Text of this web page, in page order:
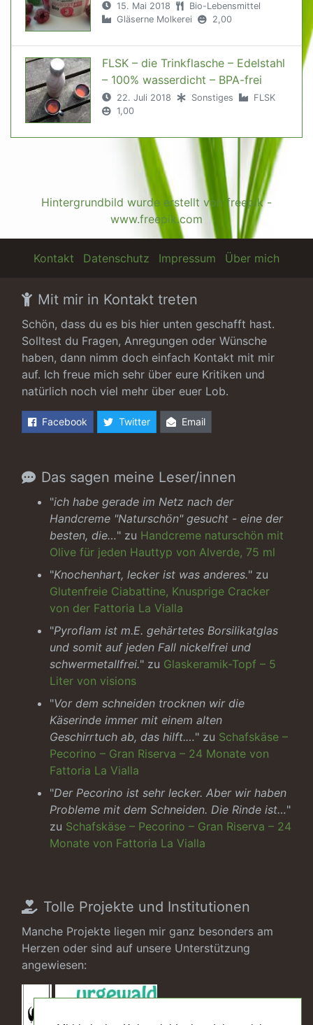
15. Mai 2018
Bio-Lebensmittel
Gläserne Molkerei
2,00
FLSK – die Trinkflasche – Edelstahl
– 100% wasserdicht – BPA-frei
22. Juli 2018 Sonstiges
FLSK
1,00
Hintergrundbild wurde erstellt von freepik -
www.freepik.com
Kontakt Datenschutz Impressum Über mich
Mit mir in Kontakt treten
Schön, dass du es bis hier unten geschafft hast.
Solltest du Fragen, Anregungen oder Wünsche
haben, dann nimm doch einfach Kontakt mit mir
auf. Ich freue mich sehr über eure Kritiken und
natürlich noch viel mehr über euer Lob.
Facebook Twitter Email
Das sagen meine Leser/innen
"ich habe gerade im Netz nach der
Handcreme "Naturschön" gesucht - eine der
besten, die…" zu Handcreme naturschön mit
Olive für jeden Hauttyp von Alverde, 75 ml
"Knochenhart, lecker ist was anderes." zu
Glutenfreie Ciabattine, Knusprige Cracker
von der Fattoria La Vialla
"Pyroflam ist m.E. gehärtetes Borsilikatglas
und somit auf jeden Fall nickelfrei und
schwermetallfrei." zu Glaskeramik-Topf – 5
Liter von visions
"Vor dem schneiden trocknen wir die
Käserinde immer mit einem alten
Geschirrtuch ab, das hilft.…" zu Schafskäse –
Pecorino – Gran Riserva – 24 Monate von
Fattoria La Vialla
"Der Pecorino ist sehr lecker. Aber wir haben
Probleme mit dem Schneiden. Die Rinde ist…"
zu Schafskäse – Pecorino – Gran Riserva – 24
Monate von Fattoria La Vialla
Tolle Projekte und Institutionen
Manche Projekte liegen mir ganz besonders am
Herzen oder sind auf unsere Unterstützung
angewiesen: